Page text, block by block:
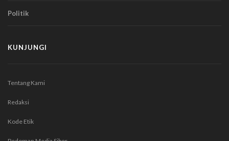
Politik
KUNJUNGI
Tentang Kami
Redaksi
Kode Etik